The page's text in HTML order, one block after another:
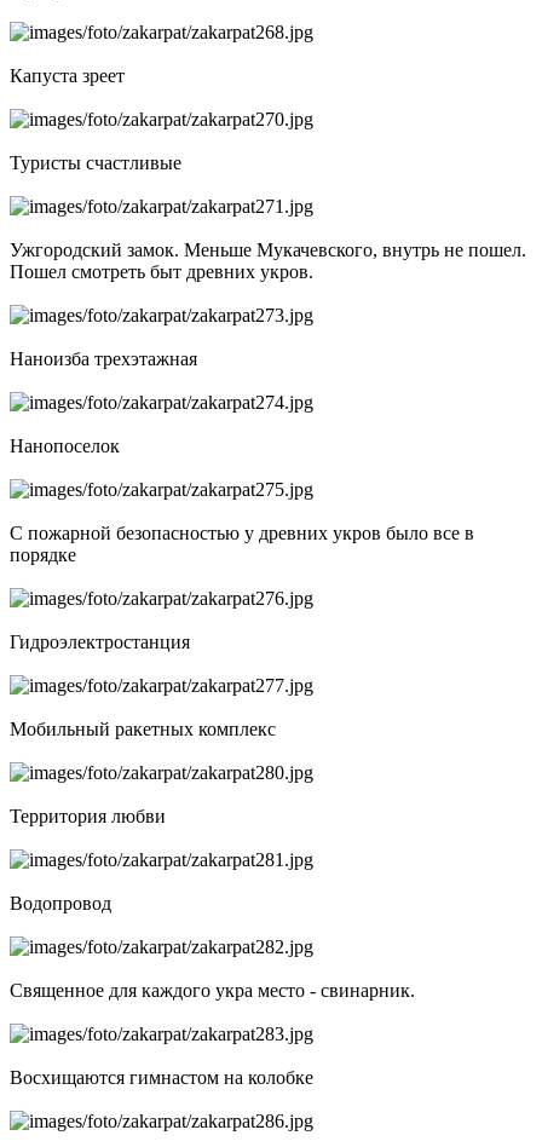
Капуста зреет
Туристы счастливые
Ужгородский замок. Меньше Мукачевского, внутрь не пошел.
Пошел смотреть быт древних укров.
Наноизба трехэтажная
Нанопоселок
С пожарной безопасностью у древних укров было все в
порядке
Гидроэлектростанция
Мобильный ракетных комплекс
Территория любви
Водопровод
Священное для каждого укра место - свинарник.
Восхищаются гимнастом на колобке